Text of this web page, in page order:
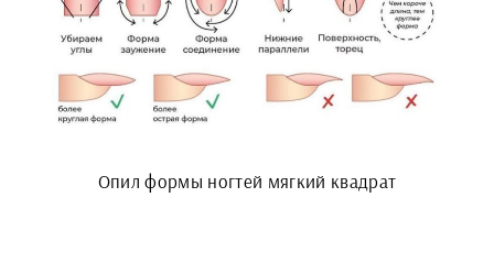
Опил формы ногтей мягкий квадрат